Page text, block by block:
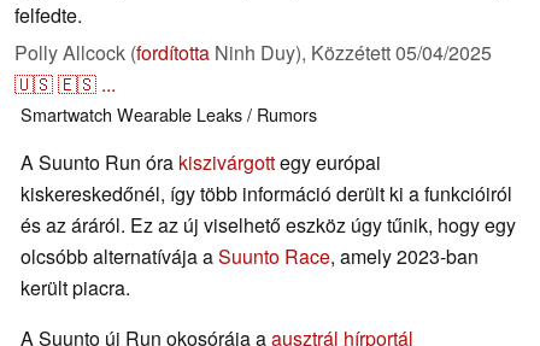
felfedte.
Polly Allcock (fordította Ninh Duy), Közzétett05/04/2025
🇺🇸🇪🇸 ...
Smartwatch Wearable Leaks / Rumors
A Suunto Run óra kiszivárgottegy európai
kiskereskedőnél, így több információ derült ki a funkcióiról
és az áráról. Ez az új viselhető eszköz úgy tűnik, hogy egy
olcsóbb alternatívája aSuunto Race, amely 2023-ban
került piacra.
A Suunto új Run okosórája aausztrál hírportál